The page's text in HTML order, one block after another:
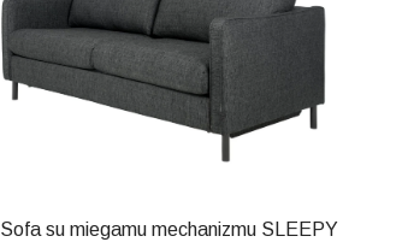
Sofa su miegamu mechanizmu SLEEPY